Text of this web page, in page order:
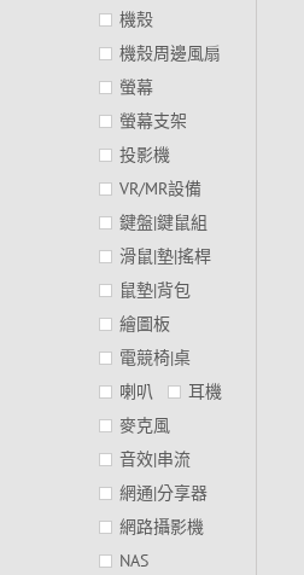
機殼
機殼周邊風扇
螢幕
螢幕支架
投影機
VR/MR設備
鍵盤|鍵鼠組
滑鼠|墊|搖桿
鼠墊|背包
繪圖板
電競椅|桌
喇叭
耳機
麥克風
音效|串流
網通|分享器
網路攝影機
NAS